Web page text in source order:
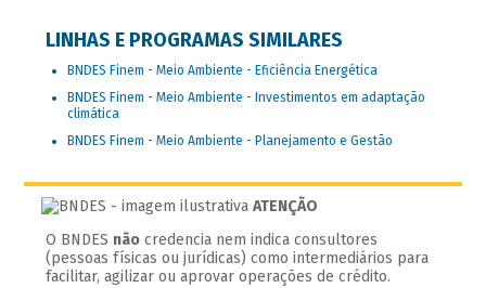
LINHAS E PROGRAMAS SIMILARES
BNDES Finem - Meio Ambiente - Eficiência Energética
BNDES Finem - Meio Ambiente - Investimentos em adaptação
climática
BNDES Finem - Meio Ambiente - Planejamento e Gestão
ATENÇÃO
O BNDES não credencia nem indica consultores
(pessoas físicas ou jurídicas) como intermediários para
facilitar, agilizar ou aprovar operações de crédito.